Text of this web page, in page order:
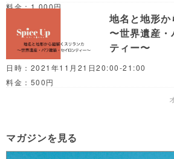
料金：1,000円
地名と地形か
〜世界遺産
ティー〜
日時：2021年11月21日20:00-21:00
料金：500円
マガジンを見る